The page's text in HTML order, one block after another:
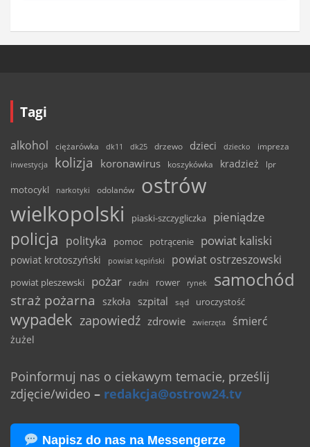
Tagi
alkohol ciężarówka dk11 dk25 drzewo dzieci dziecko
impreza
inwestycja
kolizja koronawirus koszykówka kradzież lpr
motocykl narkotyki odolanów
ostrów
wielkopolski
piaski-szczygliczka pieniądze
policja polityka pomoc potrącenie powiat kaliski
powiat krotoszyński powiat kępiński powiat ostrzeszowski
powiat pleszewski pożar radni rower rynek samochód
straż pożarna szkoła szpital sąd uroczystość
wypadek zapowiedź zdrowie zwierzęta śmierć
żużel
Poinformuj nas o ciekawym temacie, prześlij
zdjęcie/wideo – redakcja@ostrow24.tv
Napisz do nas na Messengerze